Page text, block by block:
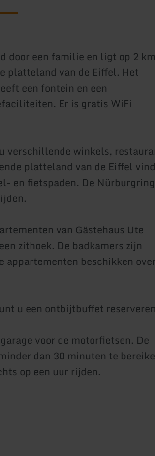
door een familie en ligt op 2 km
platteland van de Eiffel. Het
een fontein en een
Er is gratis WiFi
verschillende winkels,
platteland van de Eiffel
en fietspaden. De
van Gästehaus Ute
zithoek. De badkamers zijn
appartementen beschikken over
u een ontbijtbuffet
voor de motorfietsen. De
dan 30 minuten te
op een uur rijden.